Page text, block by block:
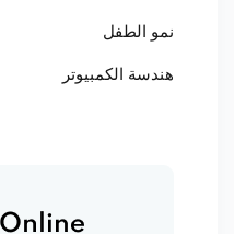
نمو الطفل
هندسة الكمبيوتر